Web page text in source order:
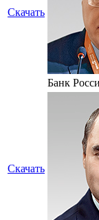
Скачать
Банк
Скачать